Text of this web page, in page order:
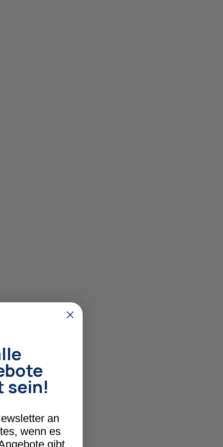
sein!
an
wenn es
gibt